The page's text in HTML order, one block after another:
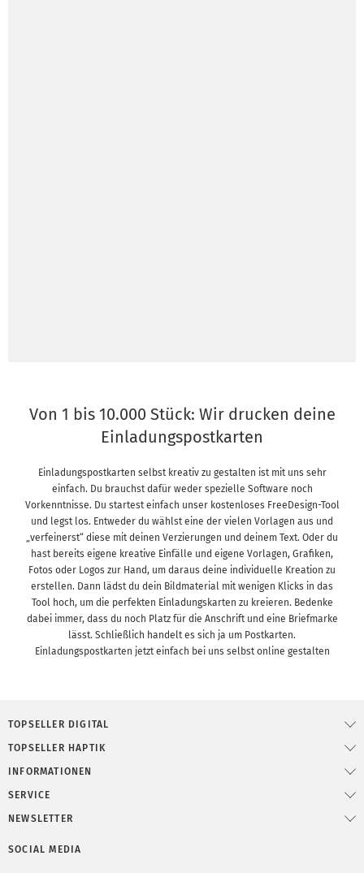
Von 1 bis 10.000 Stück: Wir drucken deine
Einladungspostkarten
Einladungspostkarten selbst kreativ zu gestalten ist mit uns sehr
einfach. Du brauchst dafür weder spezielle Software noch
Vorkenntnisse. Du startest einfach unser kostenloses FreeDesign-Tool
und legst los. Entweder du wählst eine der vielen Vorlagen aus und
„verfeinerst“ diese mit deinen Verzierungen und deinem Text. Oder du
hast bereits eigene kreative Einfälle und eigene Vorlagen, Grafiken,
Fotos oder Logos zur Hand, um daraus deine individuelle Kreation zu
erstellen. Dann lädst du dein Bildmaterial mit wenigen Klicks in das
Tool hoch, um die perfekten Einladungskarten zu kreieren. Bedenke
dabei immer, dass du noch Platz für die Anschrift und eine Briefmarke
lässt. Schließlich handelt es sich ja um Postkarten.
Einladungspostkarten jetzt einfach bei uns selbst online gestalten
TOPSELLER DIGITAL
TOPSELLER HAPTIK
INFORMATIONEN
SERVICE
NEWSLETTER
SOCIAL MEDIA